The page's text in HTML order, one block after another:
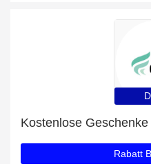
Kostenlose
Rabatt